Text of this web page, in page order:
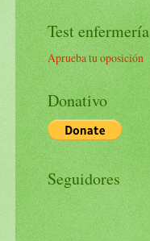
Test enfermería
Aprueba tu oposición
Donativo
Seguidores